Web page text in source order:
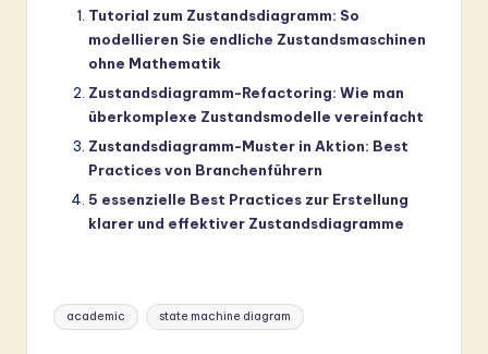
Tutorial zum Zustandsdiagramm: So
modellieren Sie endliche Zustandsmaschinen
ohne Mathematik
Zustandsdiagramm-Refactoring: Wie man
überkomplexe Zustandsmodelle vereinfacht
Zustandsdiagramm-Muster in Aktion: Best
Practices von Branchenführern
5 essenzielle Best Practices zur Erstellung
klarer und effektiver Zustandsdiagramme
Tags:
academic state machine diagram